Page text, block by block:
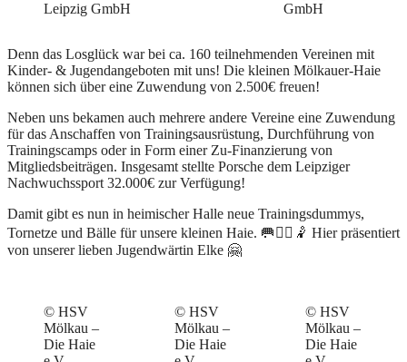
Leipzig GmbH
GmbH
Denn das Losglück war bei ca. 160 teilnehmenden Vereinen mit
Kinder- & Jugendangeboten mit uns! Die kleinen Mölkauer-Haie
können sich über eine Zuwendung von 2.500€ freuen!
Neben uns bekamen auch mehrere andere Vereine eine Zuwendung
für das Anschaffen von Trainingsausrüstung, Durchführung von
Trainingscamps oder in Form einer Zu-Finanzierung von
Mitgliedsbeiträgen. Insgesamt stellte Porsche dem Leipziger
Nachwuchssport 32.000€ zur Verfügung!
Damit gibt es nun in heimischer Halle neue Trainingsdummys,
Tornetze und Bälle für unsere kleinen Haie. 🥅🤾‍♀️🤾 Hier präsentiert
von unserer lieben Jugendwärtin Elke 🤗
© HSV
Mölkau –
Die Haie
© HSV
Mölkau –
Die Haie
© HSV
Mölkau –
Die Haie